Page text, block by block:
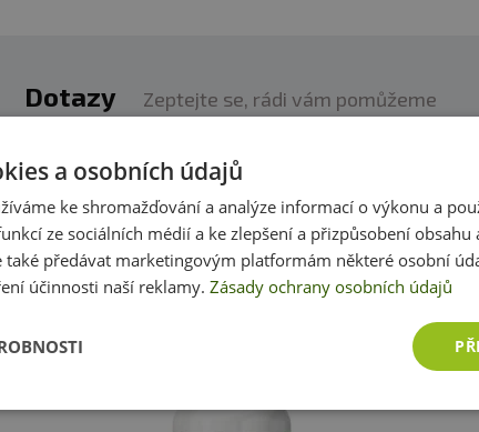
Dotazy Zeptejte se, rádi vám pomůžeme
víme skoro vše. Zeptejte se, rádi vám
Přidat dotaz
a osobních údajů
ke shromažďování a analýze informací o výkonu a
ze sociálních médií a ke zlepšení a přizpůsobení obsahu
také předávat marketingovým platformám některé osobní
účinnosti naší reklamy. Zásady ochrany osobních údajů